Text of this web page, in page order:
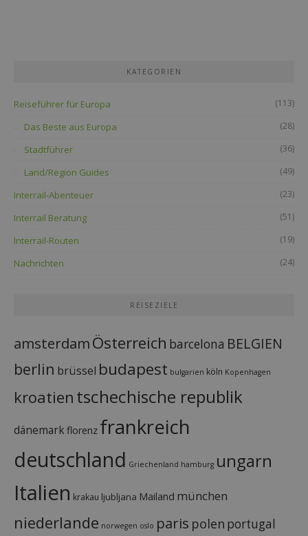
KATEGORIEN
Reiseführer für Europa (113)
Das Beste aus Europa (28)
Stadtführer (36)
Land/Region Guides (49)
Interrail-Abenteuer (23)
Interrail Beratung (51)
Interrail-Routen (19)
Nachrichten (24)
REISEZIELE
amsterdamÖsterreich barcelona BELGIEN
berlin brüssel budapest bulgarien köln Kopenhagen
kroatien tschechische republik
dänemark florenz frankreich
deutschland Griechenland hamburg ungarn
Italien krakau ljubljana Mailand münchen
niederlande norwegen oslo paris polen portugal